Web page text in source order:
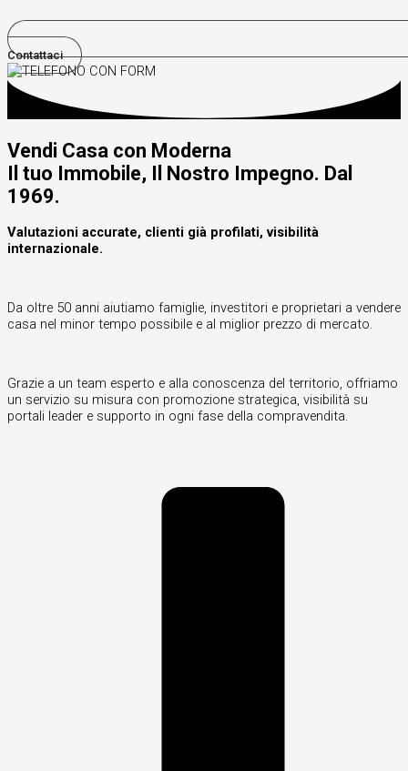
Contattaci
Vendi Casa con Moderna
Il tuo Immobile, Il Nostro Impegno. Dal
1969.
Valutazioni accurate, clienti già profilati, visibilità
internazionale.
Da oltre 50 anni aiutiamo famiglie, investitori e proprietari a vendere
casa nel minor tempo possibile e al miglior prezzo di mercato.
Grazie a un team esperto e alla conoscenza del territorio, offriamo
un servizio su misura con promozione strategica, visibilità su
portali leader e supporto in ogni fase della compravendita.